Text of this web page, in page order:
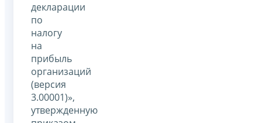
декларации
по
налогу
на
прибыль
организаций
(версия
3.00001)»,
утвержденную